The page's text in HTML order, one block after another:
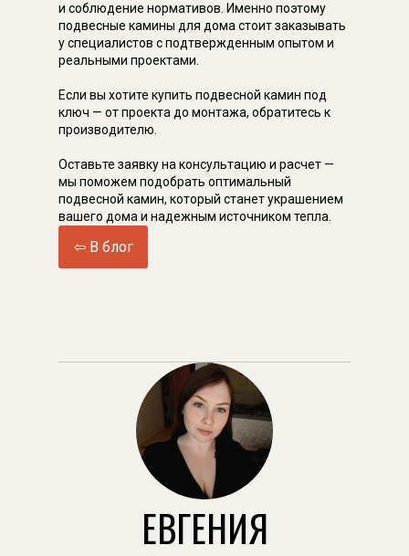
и соблюдение нормативов. Именно поэтому
подвесные камины для дома стоит заказывать
у специалистов с подтвержденным опытом и
реальными проектами.
Если вы хотите купить подвесной камин под
ключ — от проекта до монтажа, обратитесь к
производителю.
Оставьте заявку на консультацию и расчет —
мы поможем подобрать оптимальный
подвесной камин, который станет украшением
вашего дома и надежным источником тепла.
⇦ В блог
ЕВГЕНИЯ